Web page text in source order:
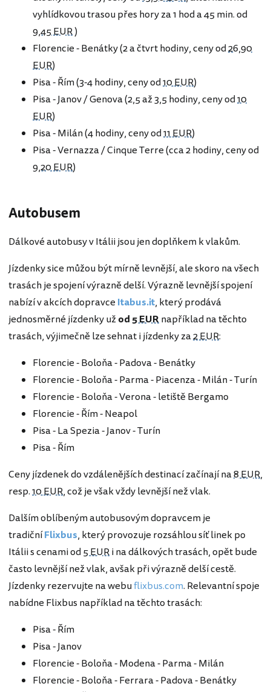
vyhlídkovou trasou přes hory za 1 hod a 45 min. od
9,45 EUR)
Florencie - Benátky (2 a čtvrt hodiny, ceny od26,90
EUR)
Pisa - Řím (3-4 hodiny, ceny od10 EUR)
Pisa - Janov / Genova (2,5 až 3,5 hodiny, ceny od10
EUR)
Pisa - Milán (4 hodiny, ceny od11 EUR)
Pisa - Vernazza / Cinque Terre (cca 2 hodiny, ceny od
9,20 EUR)
Autobusem
Dálkové autobusy v Itálii jsou jen doplňkem k vlakům.
Jízdenky sice můžou být mírně levnější, ale skoro na všech
trasách je spojení výrazně delší. Výrazně levnější spojení
nabízí v akcích dopravce Itabus.it, který prodává
jednosměrné jízdenky užod5 EURnapříklad na těchto
trasách, výjimečně lze sehnat i jízdenky za2 EUR:
Florencie - Boloňa - Padova - Benátky
Florencie - Boloňa - Parma - Piacenza - Milán - Turín
Florencie - Boloňa - Verona - letiště Bergamo
Florencie - Řím - Neapol
Pisa - La Spezia - Janov - Turín
Pisa - Řím
Ceny jízdenek do vzdálenějších destinací začínají na8 EUR,
resp.10 EUR, což je však vždy levnější než vlak.
Dalším oblíbeným autobusovým dopravcem je
tradičníFlixbus, který provozuje rozsáhlou síť linek po
Itálii s cenami od5 EURi na dálkových trasách, opět bude
často levnější než vlak, avšak při výrazně delší cestě.
Jízdenky rezervujte na webuflixbus.com. Relevantní spoje
nabídne Flixbus například na těchto trasách:
Pisa - Řím
Pisa - Janov
Florencie - Boloňa - Modena - Parma - Milán
Florencie - Boloňa - Ferrara - Padova - Benátky